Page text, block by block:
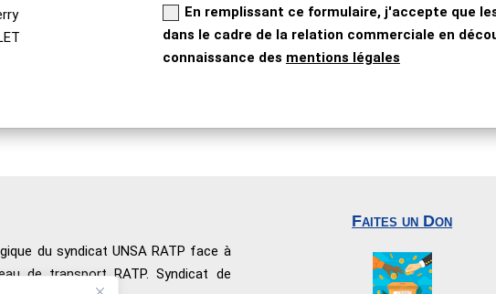
En remplissant ce formulaire, j'accepte que
dans le cadre de la relation commerciale en
connaissance des mentions légales
du syndicat UNSA RATP face à
de transport RATP. Syndicat de
Faites un Don